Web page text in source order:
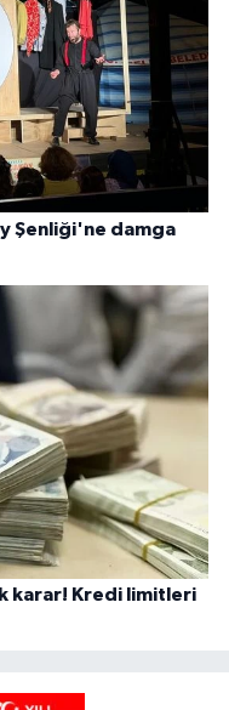
Şenliği'ne damga
karar! Kredi limitleri